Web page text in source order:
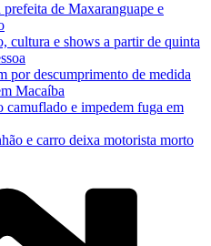
de Maxaranguape e
cultura e shows a partir de quinta
por descumprimento de medida
Macaíba
camuflado e impedem fuga em
e carro deixa motorista morto